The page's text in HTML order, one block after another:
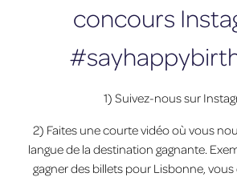
concours
1) Suivez-nous sur
2) Faites une courte vidéo où vous
langue de la destination gagnante.
gagner des billets pour Lisbonne,